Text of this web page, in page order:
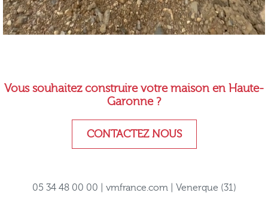
Vous souhaitez construire votre maison en Haute-
Garonne ?
CONTACTEZ NOUS
05 34 48 00 00 | vmfrance.com | Venerque (31)